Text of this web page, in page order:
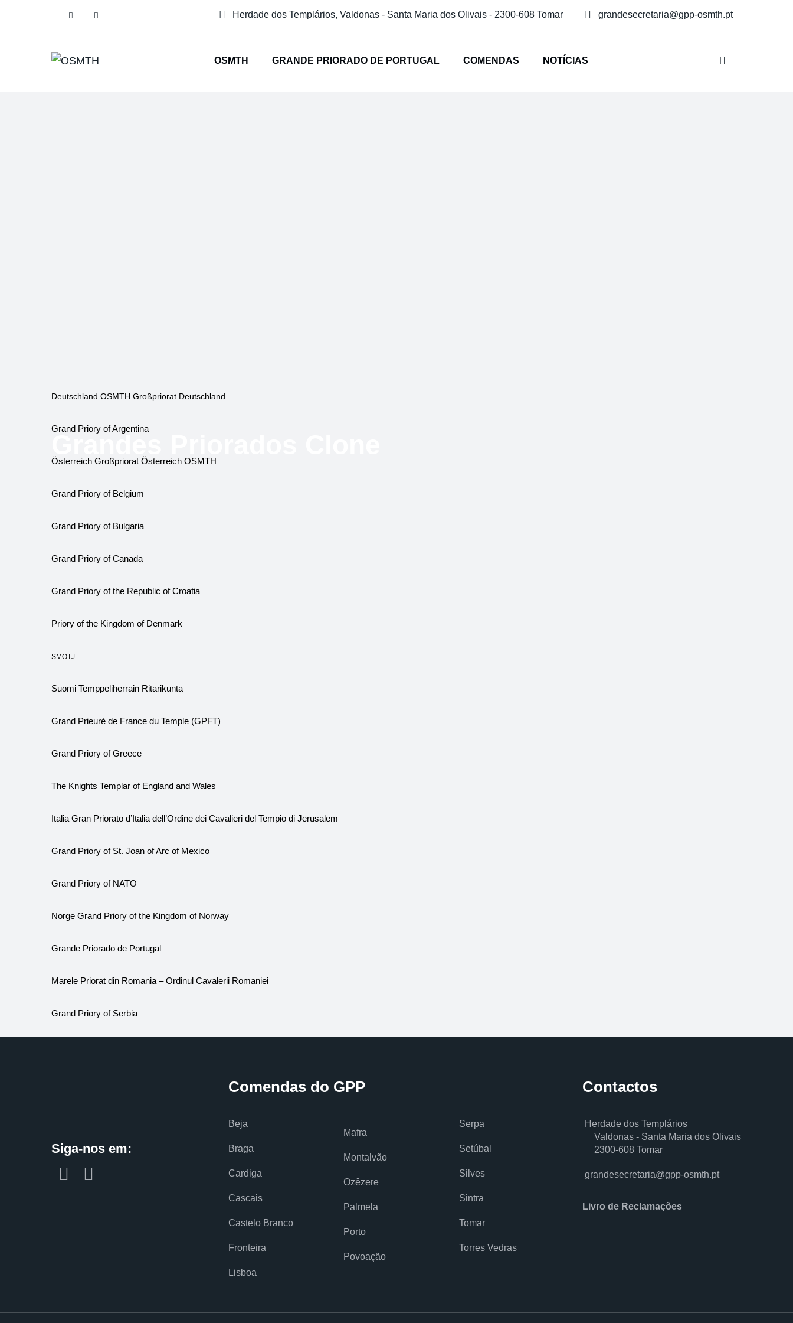
Herdade dos Templários, Valdonas - Santa Maria dos Olivais - 2300-608 Tomar grandesecretaria@gpp-osmth.pt
OSMTH GRANDE PRIORADO DE PORTUGAL COMENDAS NOTÍCIAS
Deutschland OSMTH Großpriorat Deutschland
Grand Priory of Argentina
Österreich Großpriorat Österreich OSMTH
Grand Priory of Belgium
Grand Priory of Bulgaria
Grand Priory of Canada
Grand Priory of the Republic of Croatia
Priory of the Kingdom of Denmark
SMOTJ
Suomi Temppeliherrain Ritarikunta
Grand Prieuré de France du Temple (GPFT)
Grand Priory of Greece
The Knights Templar of England and Wales
Italia Gran Priorato d’Italia dell’Ordine dei Cavalieri del Tempio di Jerusalem
Grand Priory of St. Joan of Arc of Mexico
Grand Priory of NATO
Norge Grand Priory of the Kingdom of Norway
Grande Priorado de Portugal
Marele Priorat din Romania – Ordinul Cavalerii Romaniei
Grand Priory of Serbia
Siga-nos em:
Comendas do GPP
Beja
Braga
Cardiga
Cascais
Castelo Branco
Fronteira
Lisboa
Mafra
Montalvão
Ozêzere
Palmela
Porto
Povoação
Serpa
Setúbal
Silves
Sintra
Tomar
Torres Vedras
Contactos
Herdade dos Templários
Valdonas - Santa Maria dos Olivais
2300-608 Tomar
grandesecretaria@gpp-osmth.pt
Livro de Reclamações